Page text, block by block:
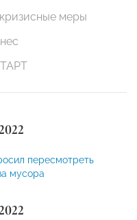
меры
пересмотреть
мусора